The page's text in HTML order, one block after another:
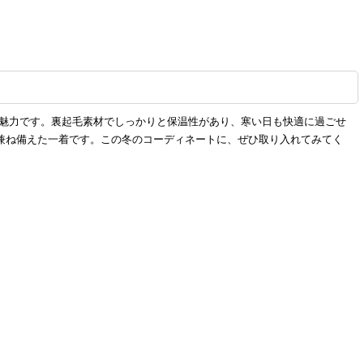
です。裏起毛素材でしっかりと保温性があり、寒い日も快適に過ごせ
備えた一着です。この冬のコーディネートに、ぜひ取り入れてみてく